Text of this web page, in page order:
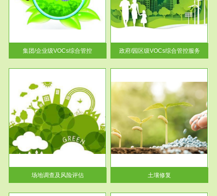
集团/企业级VOCs综合管控
根据《石化行业挥发性有机物综
合整治方案》文件要求，到2017
年，全...
政府/园区级VOCs综合管控服务
场地调查及风险评估
服务范围
土壤修复
土壤修复